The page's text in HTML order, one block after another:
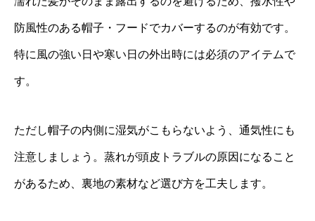
防風性のある帽子・フードでカバーするのが有効です。
特に風の強い日や寒い日の外出時には必須のアイテムで
す。
ただし帽子の内側に湿気がこもらないよう、通気性にも
注意しましょう。蒸れが頭皮トラブルの原因になること
があるため、裏地の素材など選び方を工夫します。